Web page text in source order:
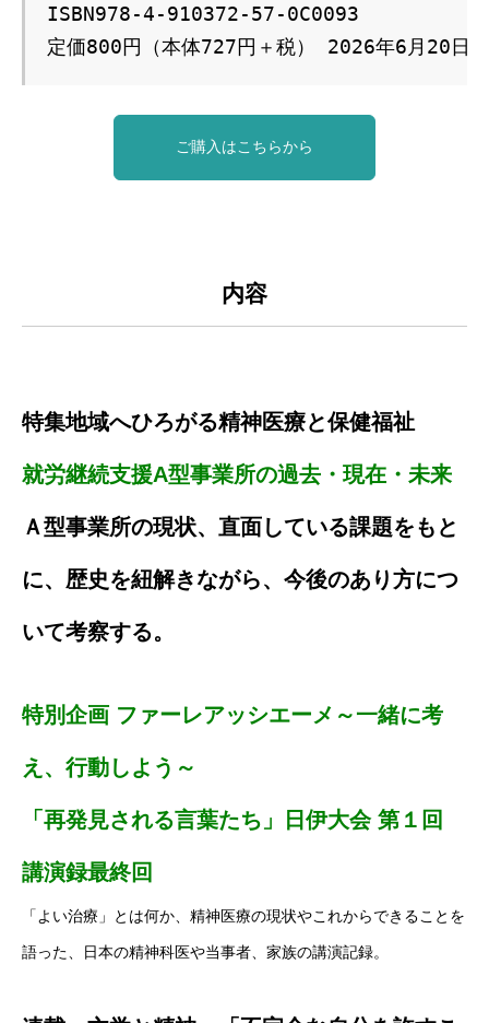
ISBN978-4-910372-57-0C0093
定価800円（本体727円＋税） 2026年6月20日
ご購入はこちらから
内容
特集地域へひろがる精神医療と保健福祉
就労継続支援A型事業所の過去・現在・未来
Ａ型事業所の現状、直面している課題をもと
に、歴史を紐解きながら、今後のあり方につ
いて考察する。
特別企画 ファーレアッシエーメ～一緒に考
え、行動しよう～
「再発見される言葉たち」日伊大会 第１回
講演録最終回
「よい治療」とは何か、精神医療の現状やこれからできることを
語った、日本の精神科医や当事者、家族の講演記録。